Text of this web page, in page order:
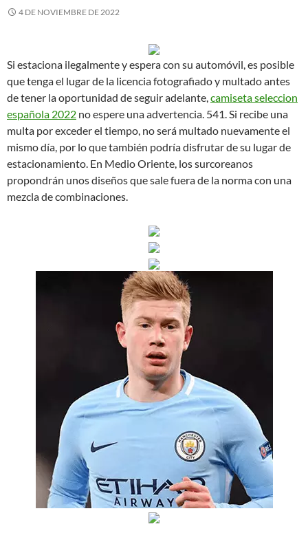
4 DE NOVIEMBRE DE 2022
Si estaciona ilegalmente y espera con su automóvil, es posible
que tenga el lugar de la licencia fotografiado y multado antes
de tener la oportunidad de seguir adelante,camiseta seleccion
española 2022 no espere una advertencia. 541. Si recibe una
multa por exceder el tiempo, no será multado nuevamente el
mismo día, por lo que también podría disfrutar de su lugar de
estacionamiento. En Medio Oriente, los surcoreanos
propondrán unos diseños que sale fuera de la norma con una
mezcla de combinaciones.